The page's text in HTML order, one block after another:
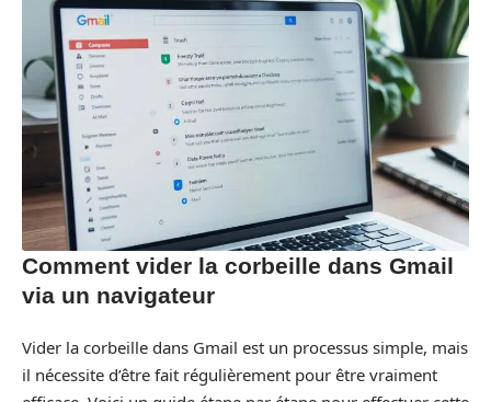
Comment vider la corbeille dans Gmail
via un navigateur
Vider la corbeille dans Gmail est un processus simple, mais
il nécessite d’être fait régulièrement pour être vraiment